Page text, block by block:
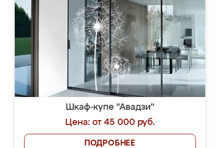
Шкаф-купе "Авадзи"
Цена: от 45 000 руб.
ПОДРОБНЕЕ